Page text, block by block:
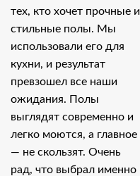
тех, кто хочет прочные и
стильные полы. Мы
использовали его для
кухни, и результат
превзошел все наши
ожидания. Полы
выглядят современно и
легко моются, а главное
— не скользят. Очень
рад, что выбрал именно